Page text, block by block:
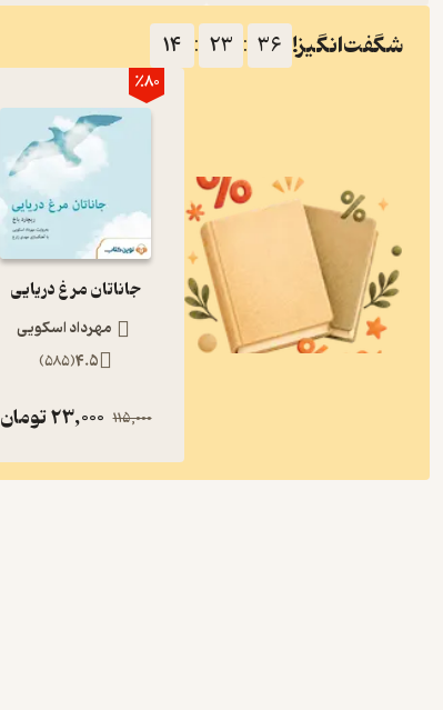
شگفت‌انگیز! 35
:
23
:
14
٪80
جاناتان مرغ دریایی
مهرداد اسکویی
4.5
(
585
)
115,000
23,000تومان